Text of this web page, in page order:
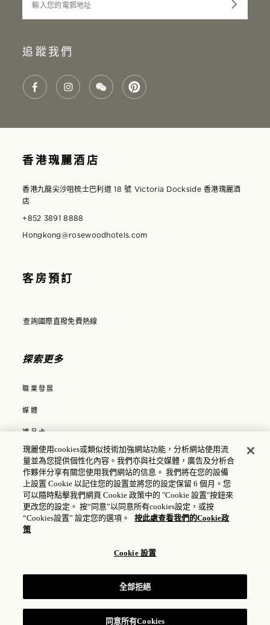
追蹤我們
探索更多
職業發展
媒體
禮品卡
COOKIE 政策
酒店政策
私隱政策
輔助使用政策
香港瑰麗酒店
香港九龍尖沙咀梳士巴利道 18 號 Victoria Dockside 香港瑰麗酒
店
+852 3891 8888
Hongkong@rosewoodhotels.com
客房預訂
查詢國際直撥免費熱線
滬ICP備17035714號
案號: 31010102004896
瑰麗使用cookies或類似技術加強網站功能，分析網站使用流
量並為您提供個性化內容。我們亦與社交媒體，廣告及分析合
作夥伴分享有關您使用我們網站的信息。 我們將在您的設備
上設置 Cookie 以記住您的設置並將您的設定保留 6 個月。您
可以隨時點擊我們網頁 Cookie 政策中的 "Cookie 設置"按鈕來
更改您的設定。 按“同意”以同意所有cookies設定，或按
“Cookies設置” 設定您的選項。
按此處查看我們的Cookie政
策
Cookie 設置
全部拒絕
同意所有Cookies